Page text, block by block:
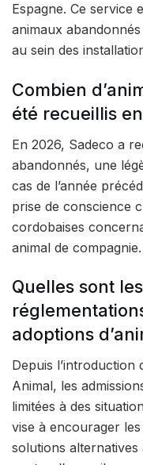
Espagne. Ce service
animaux
au sein des
Combien
été recueillis
En 2026, Sadeco a
abandonnés, une
cas de l’année
prise de conscience
cordobaises
animal de compagnie.
Quelles sont
adoptions
Depuis l’introduction
Animal, les
limitées à des
vise à encourager
solutions